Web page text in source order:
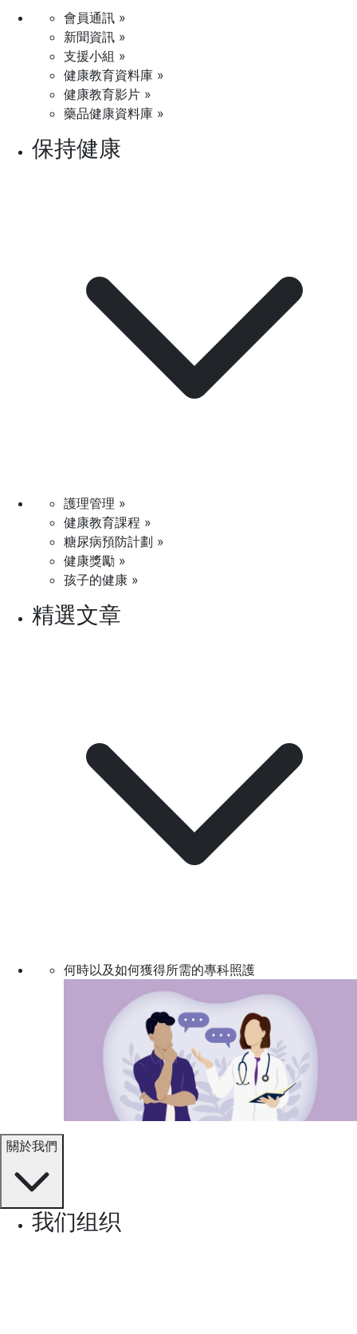
會員通訊 »
新聞資訊 »
支援小組 »
健康教育資料庫 »
健康教育影片 »
藥品健康資料庫 »
保持健康
護理管理 »
健康教育課程 »
糖尿病預防計劃 »
健康獎勵 »
孩子的健康 »
精選文章
何時以及如何獲得所需的專科照護
關於我們
我们组织